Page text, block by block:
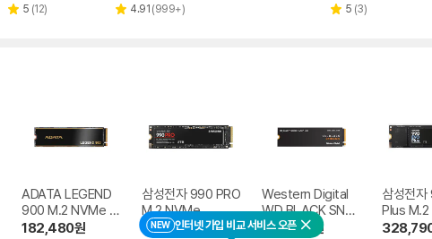
NEW 인터넷 가입 비교 서비스 오픈 닫기
페이
별 5 리
(12)
별 4.91 리
(999+)
별 5 리
(3)
ADATA LEGEND
900 M.2 NVMe 파
인인포
182,480원
삼성전자 990 PRO
M.2 NVMe
586,700원
Western Digital
WD BLACK SN85
0X M.2 NVMe
518,990 원
삼성전
Plus